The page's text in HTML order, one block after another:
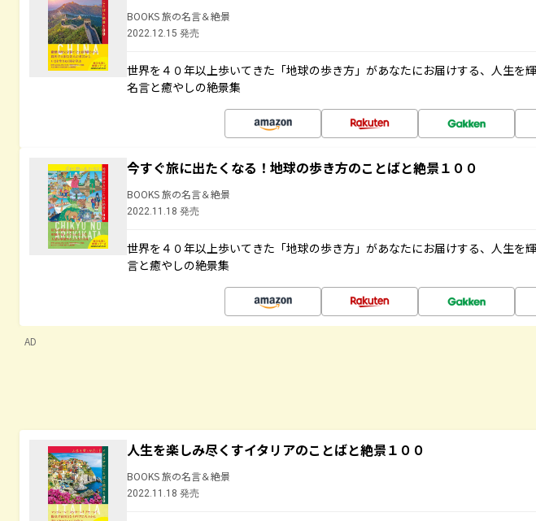
BOOKS 旅の名言＆絶景
2022.12.15 発売
世界を４０年以上歩いてきた「地球の歩き方」があなたにお届けする、人生を
名言と癒やしの絶景集
今すぐ旅に出たくなる！地球の歩き方のことばと絶景１００
BOOKS 旅の名言＆絶景
2022.11.18 発売
世界を４０年以上歩いてきた「地球の歩き方」があなたにお届けする、人生を
言と癒やしの絶景集
AD
人生を楽しみ尽くすイタリアのことばと絶景１００
BOOKS 旅の名言＆絶景
2022.11.18 発売